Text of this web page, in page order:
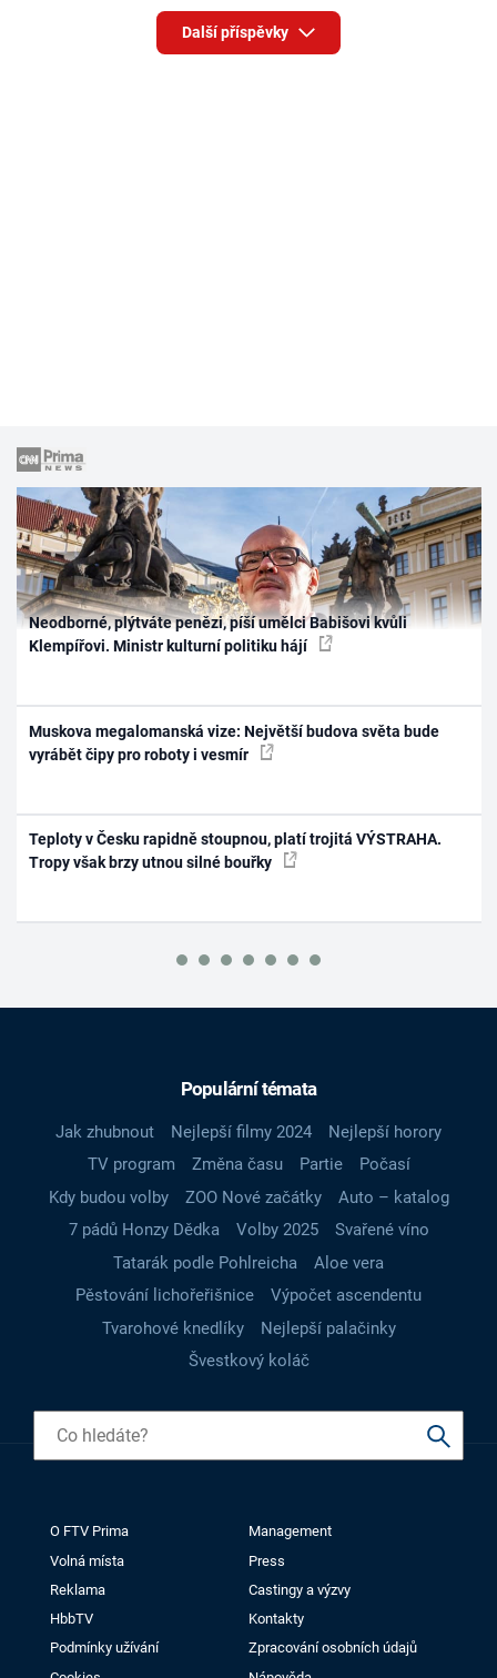
Další příspěvky
Neodborné, plýtváte penězi, píší umělci Babišovi kvůli
Klempířovi. Ministr kulturní politiku hájí
Muskova megalomanská vize: Největší budova světa bude
vyrábět čipy pro roboty i vesmír
Teploty v Česku rapidně stoupnou, platí trojitá VÝSTRAHA.
Tropy však brzy utnou silné bouřky
Populární témata
Jak zhubnout Nejlepší filmy 2024
Nejlepší horory
TV program
Změna času Partie
Počasí
Kdy budou volby
ZOO Nové začátky
Auto – katalog
7 pádů Honzy Dědka
Volby 2025
Svařené víno
Tatarák podle Pohlreicha
Aloe vera
Pěstování lichořeřišnice
Výpočet ascendentu
Tvarohové knedlíky
Nejlepší palačinky
Švestkový koláč
O FTV Prima
Management
Volná místa
Press
Reklama
Castingy a výzvy
HbbTV
Kontakty
Podmínky užívání
Zpracování osobních údajů